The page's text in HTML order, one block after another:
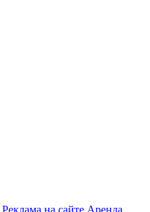
Реклама на сайте Аренда